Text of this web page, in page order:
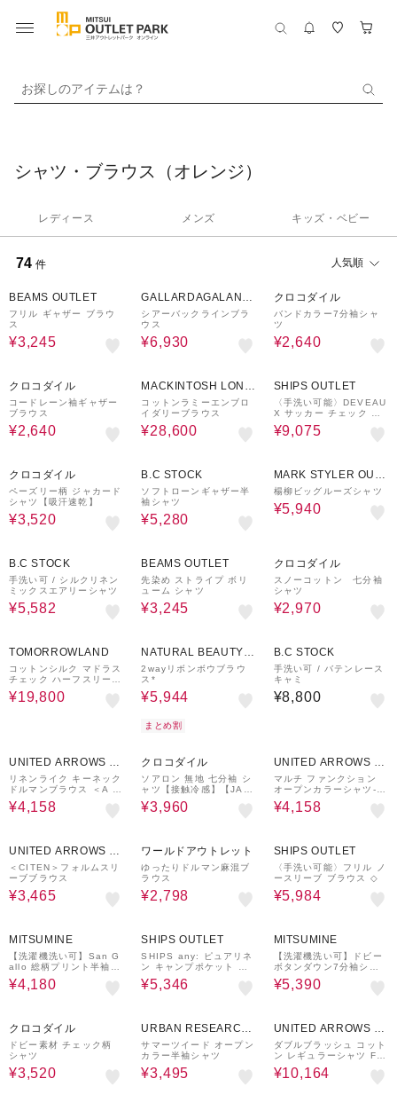
お探しのアイテムは？
シャツ・ブラウス（オレンジ）
レディース メンズ キッズ・ベビー
74 件 人気順
BEAMS OUTLET
フリル ギャザー ブラウ
ス
¥3,245
GALLARDAGALANT
E
シアーバックラインブラ
ウス
¥6,930
クロコダイル
バンドカラー7分袖シャ
ツ
¥2,640
クロコダイル
コードレーン袖ギャザー
ブラウス
¥2,640
MACKINTOSH LOND
ON
コットンラミーエンブロ
イダリーブラウス
¥28,600
SHIPS OUTLET
〈手洗い可能〉DEVEAU
X サッカー チェック リ
ボン ブラウス
¥9,075
クロコダイル
ペーズリー柄 ジャカード
シャツ【吸汗速乾】
¥3,520
B.C STOCK
ソフトローンギャザー半
袖シャツ
¥5,280
MARK STYLER OUT
LET
楊柳ビッグルーズシャツ
¥5,940
B.C STOCK
手洗い可 / シルクリネン
ミックスエアリーシャツ
¥5,582
BEAMS OUTLET
先染め ストライプ ボリ
ューム シャツ
¥3,245
クロコダイル
スノーコットン 七分袖
シャツ
¥2,970
TOMORROWLAND
コットンシルク マドラス
チェック ハーフスリーブ
シャツ
¥19,800
NATURAL BEAUTY B
ASIC
2wayリボンボウブラウ
ス*
¥5,944
まとめ割
B.C STOCK
手洗い可 / バテンレース
キャミ
¥8,800
UNITED ARROWS O
UTLET
リネンライク キーネック
ドルマンブラウス ＜A D
AY IN THE LIFE＞
¥4,158
クロコダイル
ソアロン 無地 七分袖 シ
ャツ【接触冷感】【JAP
AN FABRIC】
¥3,960
UNITED ARROWS O
UTLET
マルチ ファンクション
オープンカラーシャツ-接
触冷感・吸水速乾・通気
性・UVカット-＜A DAY
¥4,158
UNITED ARROWS O
UTLET
＜CITEN＞フォルムスリ
ーブブラウス
¥3,465
ワールドアウトレット
ゆったりドルマン麻混ブ
ラウス
¥2,798
SHIPS OUTLET
〈手洗い可能〉フリル ノ
ースリーブ ブラウス ◇
¥5,984
MITSUMINE
【洗濯機洗い可】San G
allo 総柄プリント半袖シ
ャツ
¥4,180
SHIPS OUTLET
SHIPS any: ピュアリネ
ン キャンプポケット ハ
ーフスリーブ オープン
シャツ◇
¥5,346
MITSUMINE
【洗濯機洗い可】ドビー
ボタンダウン7分袖シャ
ツ
¥5,390
クロコダイル
ドビー素材 チェック柄
シャツ
¥3,520
URBAN RESEARCH
ware house
サマーツイード オープン
カラー半袖シャツ
¥3,495
UNITED ARROWS O
UTLET
ダブルブラッシュ コット
ン レギュラーシャツ FO
RM型
¥10,164